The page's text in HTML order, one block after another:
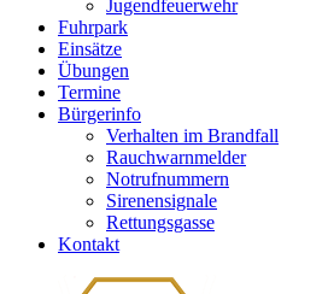
Jugendfeuerwehr
Fuhrpark
Einsätze
Übungen
Termine
Bürgerinfo
Verhalten im Brandfall
Rauchwarnmelder
Notrufnummern
Sirenensignale
Rettungsgasse
Kontakt